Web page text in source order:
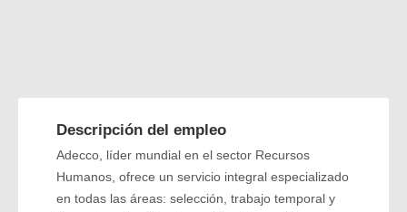
Descripción del empleo
Adecco, líder mundial en el sector Recursos
Humanos, ofrece un servicio integral especializado
en todas las áreas: selección, trabajo temporal y